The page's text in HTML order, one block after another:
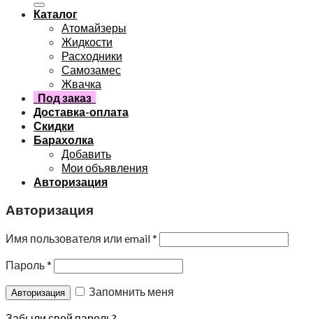
Каталог
Атомайзеры
Жидкости
Расходники
Самозамес
Жвачка
Под заказ
Доставка-оплата
Скидки
Барахолка
Добавить
Мои объявления
Авторизация
Авторизация
Имя пользователя или email*
Пароль*
Запомнить меня